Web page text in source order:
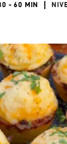
- 60 MIN 30 TO